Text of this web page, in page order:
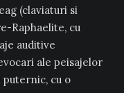
(claviaturi si
Raphaelite, cu
auditive
ale peisajelor
puternic, cu o